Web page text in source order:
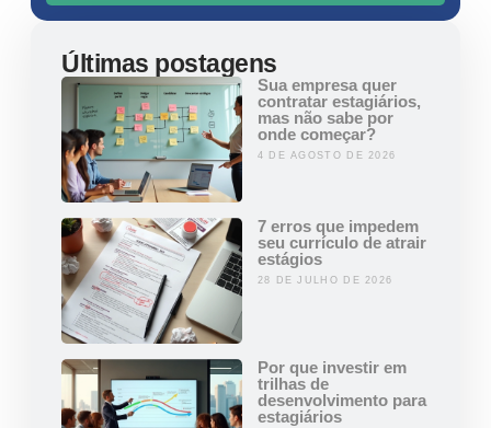
Últimas postagens
Sua empresa quer
contratar estagiários,
mas não sabe por
onde começar?
4 DE AGOSTO DE 2026
7 erros que impedem
seu currículo de atrair
estágios
28 DE JULHO DE 2026
Por que investir em
trilhas de
desenvolvimento para
estagiários